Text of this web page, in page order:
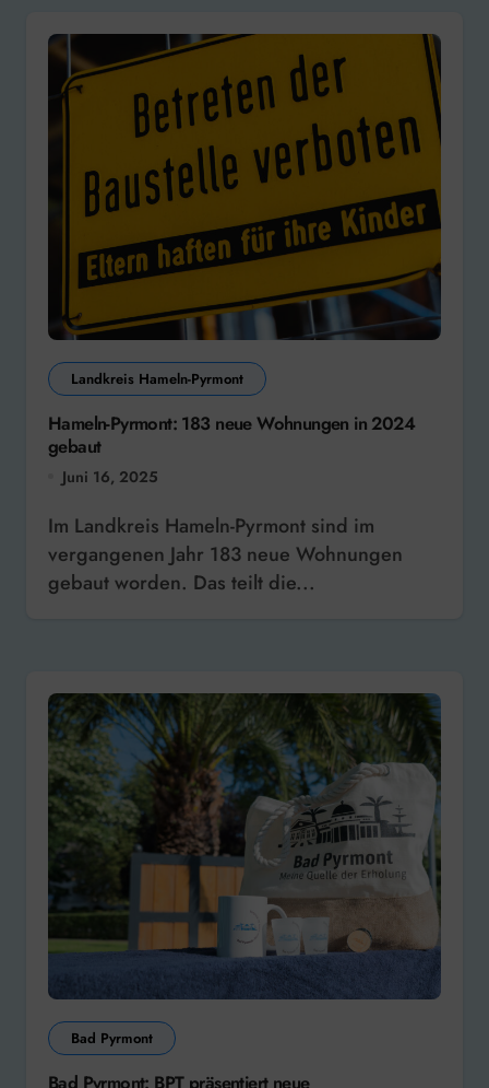
Landkreis Hameln-Pyrmont
Hameln-Pyrmont: 183 neue Wohnungen in 2024
gebaut
Juni 16, 2025
Im Landkreis Hameln-Pyrmont sind im
vergangenen Jahr 183 neue Wohnungen
gebaut worden. Das teilt die...
Bad Pyrmont
Bad Pyrmont: BPT präsentiert neue